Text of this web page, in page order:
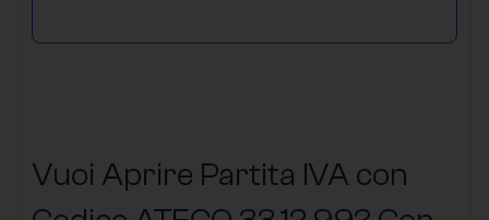
Vuoi Aprire Partita IVA con